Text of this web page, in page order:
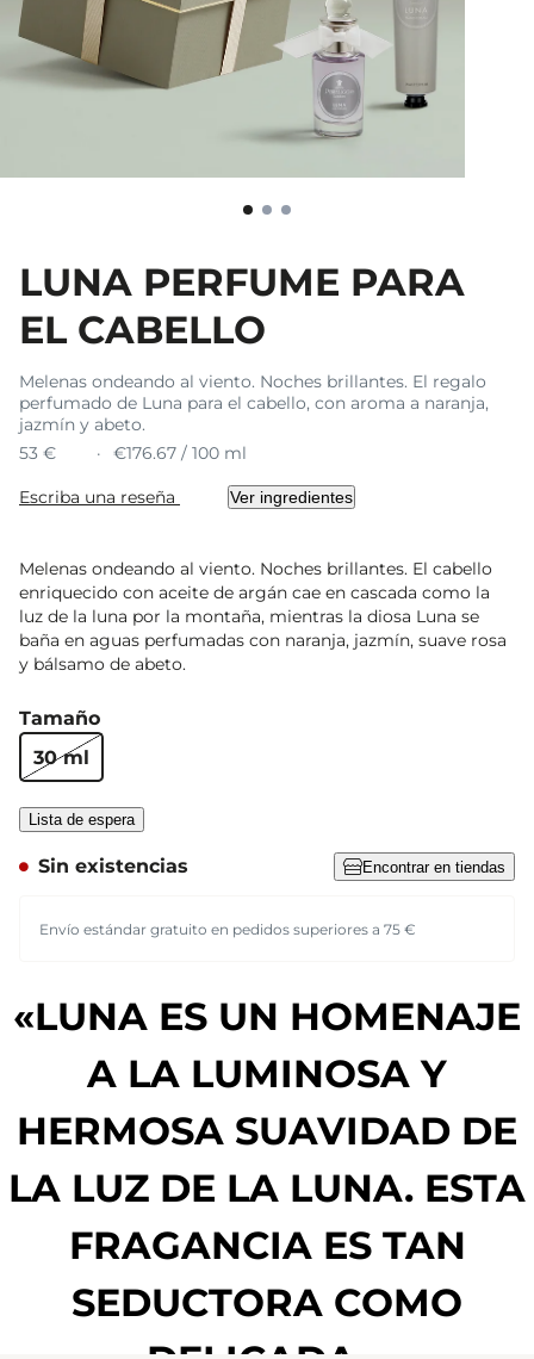
LUNA PERFUME PARA
EL CABELLO
Melenas ondeando al viento. Noches brillantes. El regalo
perfumado de Luna para el cabello, con aroma a naranja,
jazmín y abeto.
53 €
€176.67 / 100 ml
Escriba una reseña Ver ingredientes
Melenas ondeando al viento. Noches brillantes. El cabello
enriquecido con aceite de argán cae en cascada como la
luz de la luna por la montaña, mientras la diosa Luna se
baña en aguas perfumadas con naranja, jazmín, suave rosa
y bálsamo de abeto.
Tamaño
30 ml
Lista de espera
Sin existencias Encontrar en tiendas
Envío estándar gratuito en pedidos superiores a 75 €
«LUNA ES UN HOMENAJE
A LA LUMINOSA Y
HERMOSA SUAVIDAD DE
LA LUZ DE LA LUNA. ESTA
FRAGANCIA ES TAN
SEDUCTORA COMO